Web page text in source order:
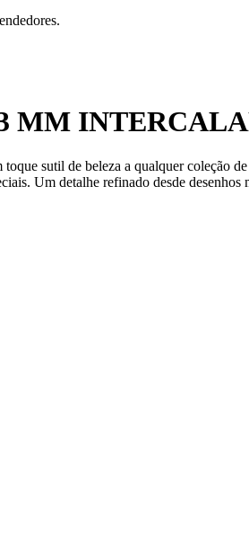
MM
sutil de beleza a qualquer coleção
Um detalhe refinado desde